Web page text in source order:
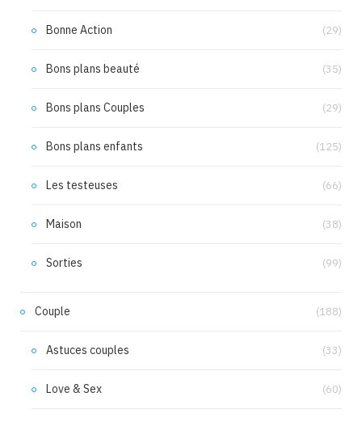
Bonne Action (29)
Bons plans beauté (35)
Bons plans Couples (29)
Bons plans enfants (125)
Les testeuses (66)
Maison (38)
Sorties (99)
Couple (188)
Astuces couples (33)
Love & Sex (60)